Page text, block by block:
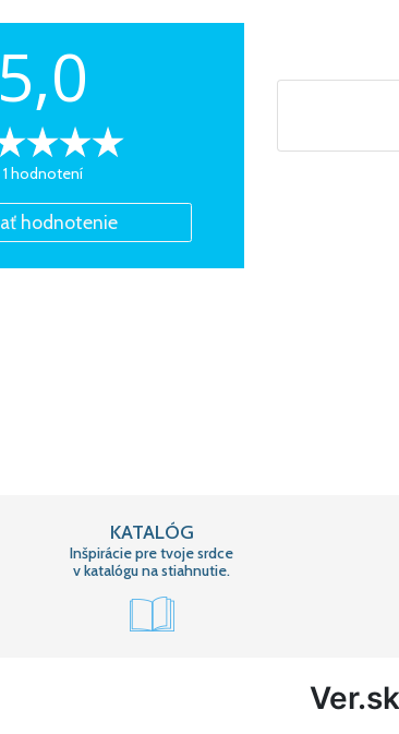
5,0
1 hodnotení
KATALÓG
Inšpirácie pre tvoje srdce
v katalógu na stiahnutie.
Ver.sk